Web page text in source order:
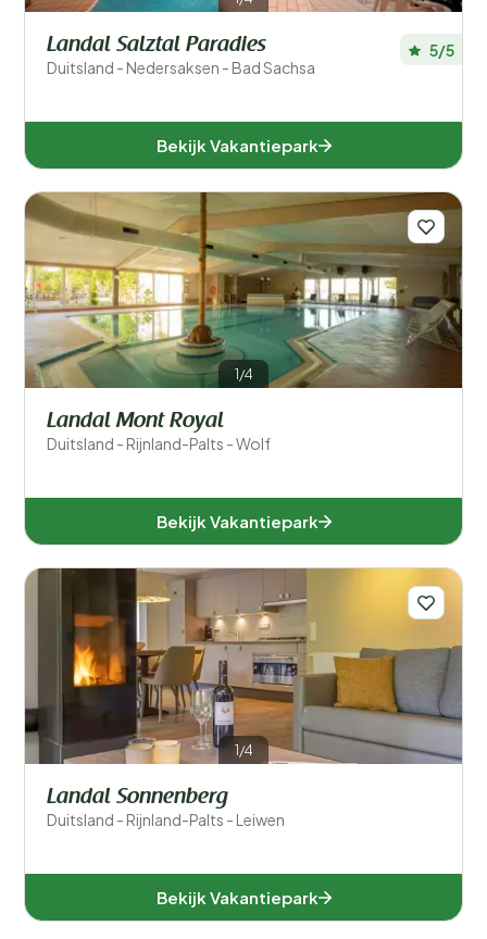
Landal Salztal Paradies
Duitsland - Nedersaksen - Bad Sachsa
5/5
Bekijk Vakantiepark
1/4
Landal Mont Royal
Duitsland - Rijnland-Palts - Wolf
Bekijk Vakantiepark
1/4
Landal Sonnenberg
Duitsland - Rijnland-Palts - Leiwen
Bekijk Vakantiepark